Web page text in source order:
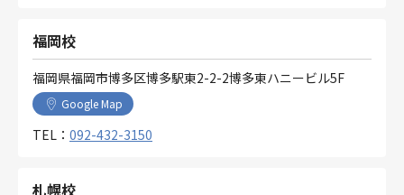
福岡校
福岡県福岡市博多区博多駅東2-2-2博多東ハニービル5F
Google Map
TEL： 092-432-3150
札幌校